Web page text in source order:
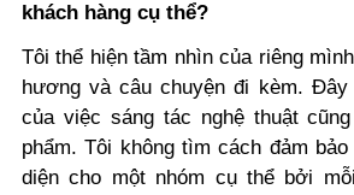
khách hàng cụ thể?
Tôi thể hiện tầm nhìn của riêng
hương và câu chuyện đi kèm.
của việc sáng tác nghệ thuật
phẩm. Tôi không tìm cách đảm
diện cho một nhóm cụ thể bởi